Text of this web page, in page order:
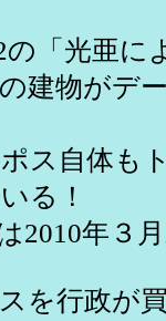
光亜に
建物がデ
自体もト
る！
年３月
行政が買